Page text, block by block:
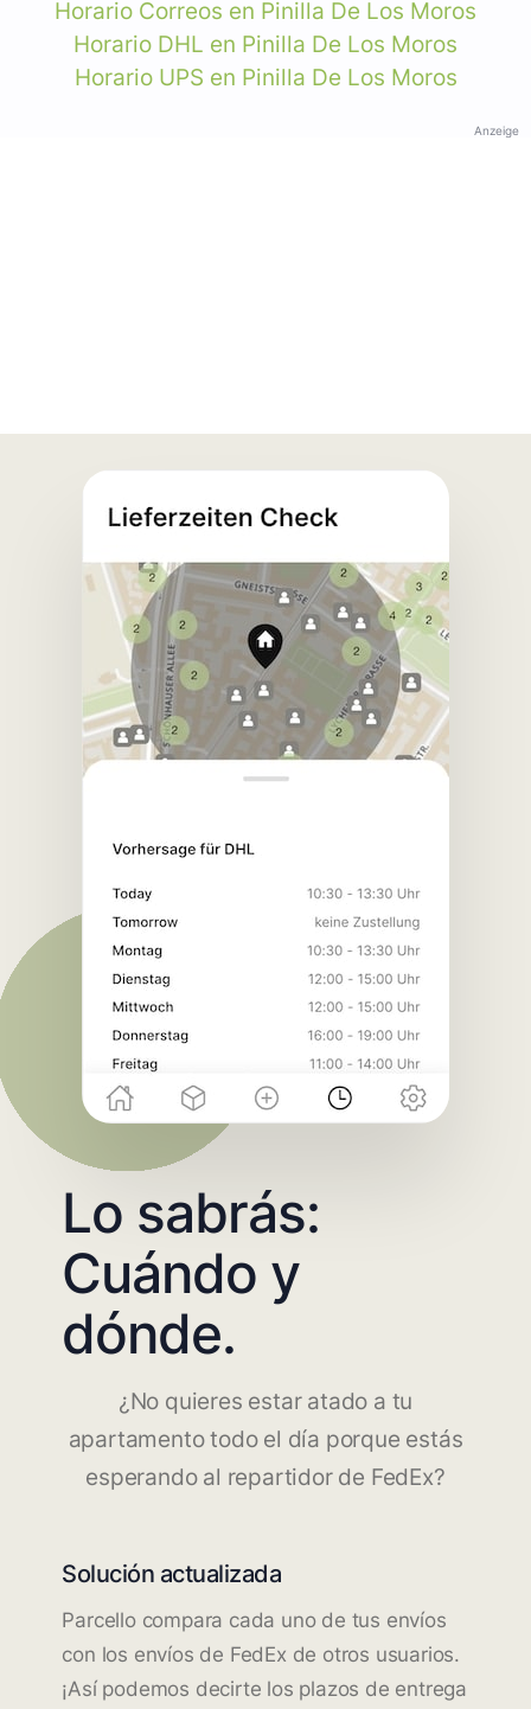
Horario Correos en Pinilla De Los Moros
Horario DHL en Pinilla De Los Moros
Horario UPS en Pinilla De Los Moros
Anzeige
Lo sabrás:
Cuándo y
dónde.
¿No quieres estar atado a tu
apartamento todo el día porque estás
esperando al repartidor de FedEx?
Solución actualizada
Parcello compara cada uno de tus envíos
con los envíos de FedEx de otros usuarios.
¡Así podemos decirte los plazos de entrega